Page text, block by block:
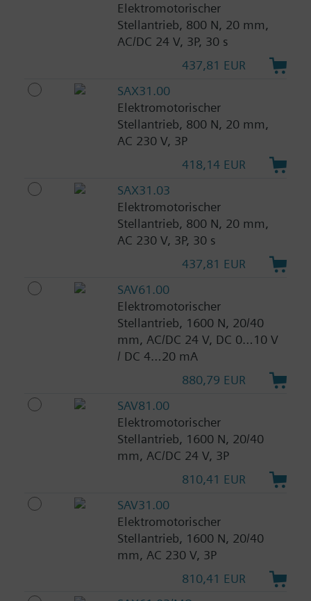
Elektromotorischer
Stellantrieb, 800 N, 20 mm,
AC/DC 24 V, 3P, 30 s
437,81 EUR
SAX31.00
Elektromotorischer
Stellantrieb, 800 N, 20 mm,
AC 230 V, 3P
418,14 EUR
SAX31.03
Elektromotorischer
Stellantrieb, 800 N, 20 mm,
AC 230 V, 3P, 30 s
437,81 EUR
SAV61.00
Elektromotorischer
Stellantrieb, 1600 N, 20/40
mm, AC/DC 24 V, DC 0…10 V
/ DC 4…20 mA
880,79 EUR
SAV81.00
Elektromotorischer
Stellantrieb, 1600 N, 20/40
mm, AC/DC 24 V, 3P
810,41 EUR
SAV31.00
Elektromotorischer
Stellantrieb, 1600 N, 20/40
mm, AC 230 V, 3P
810,41 EUR